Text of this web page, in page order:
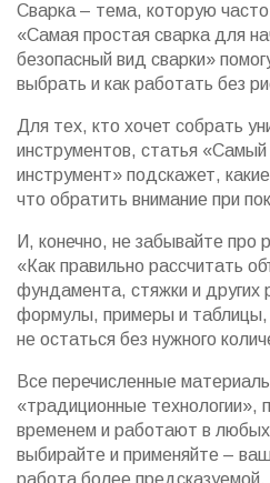
Сварка – тема, которую
«Самая простая сварка для
безопасный вид сварки»
выбрать и как работать без
Для тех, кто хочет собрать
инструментов, статья «Самый
инструмент» подскажет,
что обратить внимание при
И, конечно, не забывайте про
«Как правильно рассчитать
фундамента, стяжки и других
формулы, примеры и таблицы,
не остаться без нужного
Все перечисленные
«традиционные технологии»,
временем и работают в
выбирайте и применяйте –
работа более предсказуемой.